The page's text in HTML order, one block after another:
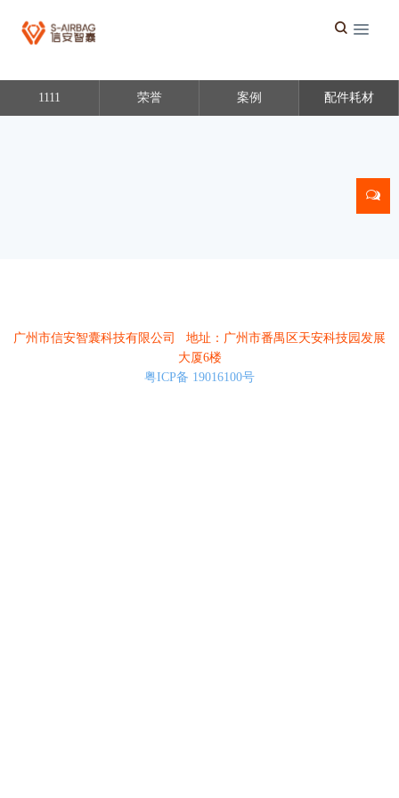
1111 荣誉 案例 配件耗材
广州市信安智囊科技有限公司 地址：广州市番禺区天安科技园发展
大厦6楼
粤ICP备 19016100号